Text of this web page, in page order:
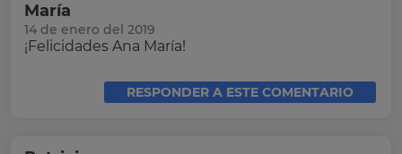
María
14 de enero del 2019
¡Felicidades Ana María!
RESPONDER A ESTE COMENTARIO